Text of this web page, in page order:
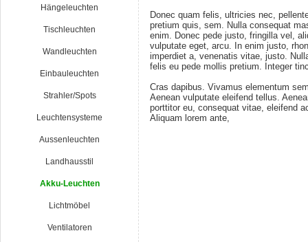
Hängeleuchten
Tischleuchten
Wandleuchten
Einbauleuchten
Strahler/Spots
Leuchtensysteme
Aussenleuchten
Landhausstil
Akku-Leuchten
Lichtmöbel
Ventilatoren
Donec quam felis, ultricies nec,
pretium quis, sem. Nulla consequat
enim. Donec pede justo, fringilla vel,
vulputate eget, arcu. In enim justo,
imperdiet a, venenatis vitae, justo.
felis eu pede mollis pretium. Integer
Cras dapibus. Vivamus elementum
Aenean vulputate eleifend tellus.
porttitor eu, consequat vitae, eleifend
Aliquam lorem ante,